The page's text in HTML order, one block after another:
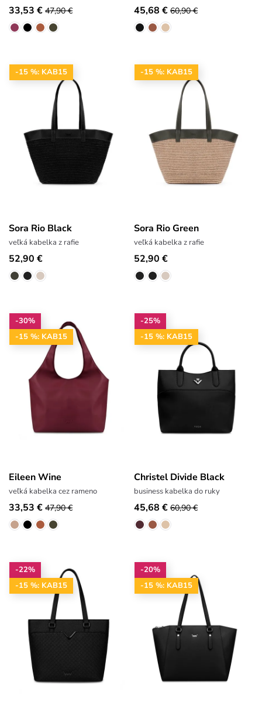
33,53 € 47,90 € 45,68 € 60,90 €
-15 %: KAB15
Sora Rio Black
veľká kabelka z rafie
52,90 €
-15 %: KAB15
Sora Rio Green
veľká kabelka z rafie
52,90 €
-30%
-15 %: KAB15
Eileen Wine
veľká kabelka cez rameno
33,53 € 47,90 €
-25%
-15 %: KAB15
Christel Divide Black
business kabelka do ruky
45,68 € 60,90 €
-22%
-15 %: KAB15
-20%
-15 %: KAB15